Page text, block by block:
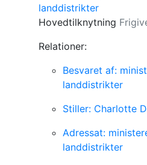
landdistrikter
Hovedtilknytning
Relationer:
Besvaret af:
landdistrikter
Stiller: Charlotte
Adressat:
landdistrikter